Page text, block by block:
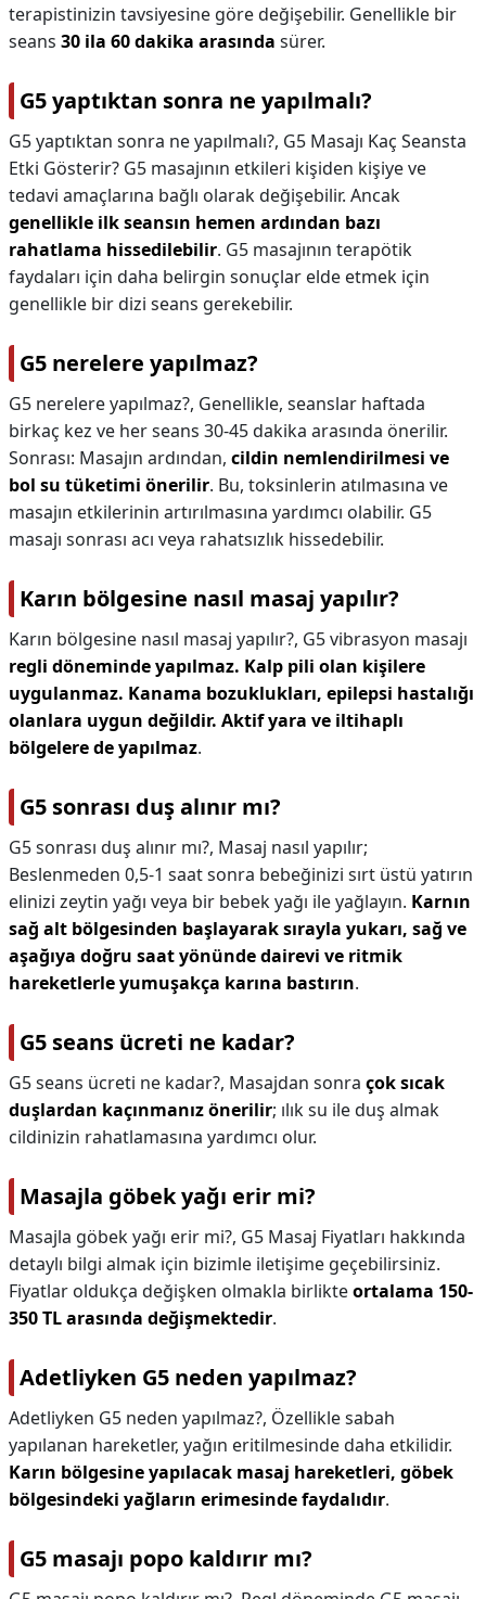
terapistinizin tavsiyesine göre değişebilir. Genellikle bir
seans 30 ila 60 dakika arasında sürer.
G5 yaptıktan sonra ne yapılmalı?
G5 yaptıktan sonra ne yapılmalı?, G5 Masajı Kaç Seansta
Etki Gösterir? G5 masajının etkileri kişiden kişiye ve
tedavi amaçlarına bağlı olarak değişebilir. Ancak
genellikle ilk seansın hemen ardından bazı
rahatlama hissedilebilir. G5 masajının terapötik
faydaları için daha belirgin sonuçlar elde etmek için
genellikle bir dizi seans gerekebilir.
G5 nerelere yapılmaz?
G5 nerelere yapılmaz?, Genellikle, seanslar haftada
birkaç kez ve her seans 30-45 dakika arasında önerilir.
Sonrası: Masajın ardından, cildin nemlendirilmesi ve
bol su tüketimi önerilir. Bu, toksinlerin atılmasına ve
masajın etkilerinin artırılmasına yardımcı olabilir. G5
masajı sonrası acı veya rahatsızlık hissedebilir.
Karın bölgesine nasıl masaj yapılır?
Karın bölgesine nasıl masaj yapılır?, G5 vibrasyon masajı
regli döneminde yapılmaz. Kalp pili olan kişilere
uygulanmaz. Kanama bozuklukları, epilepsi hastalığı
olanlara uygun değildir. Aktif yara ve iltihaplı
bölgelere de yapılmaz.
G5 sonrası duş alınır mı?
G5 sonrası duş alınır mı?, Masaj nasıl yapılır;
Beslenmeden 0,5-1 saat sonra bebeğinizi sırt üstü yatırın
elinizi zeytin yağı veya bir bebek yağı ile yağlayın. Karnın
sağ alt bölgesinden başlayarak sırayla yukarı, sağ ve
aşağıya doğru saat yönünde dairevi ve ritmik
hareketlerle yumuşakça karına bastırın.
G5 seans ücreti ne kadar?
G5 seans ücreti ne kadar?, Masajdan sonra çok sıcak
duşlardan kaçınmanız önerilir; ılık su ile duş almak
cildinizin rahatlamasına yardımcı olur.
Masajla göbek yağı erir mi?
Masajla göbek yağı erir mi?, G5 Masaj Fiyatları hakkında
detaylı bilgi almak için bizimle iletişime geçebilirsiniz.
Fiyatlar oldukça değişken olmakla birlikteortalama 150-
350 TL arasında değişmektedir.
Adetliyken G5 neden yapılmaz?
Adetliyken G5 neden yapılmaz?, Özellikle sabah
yapılanan hareketler, yağın eritilmesinde daha etkilidir.
Karın bölgesine yapılacak masaj hareketleri, göbek
bölgesindeki yağların erimesinde faydalıdır.
G5 masajı popo kaldırır mı?